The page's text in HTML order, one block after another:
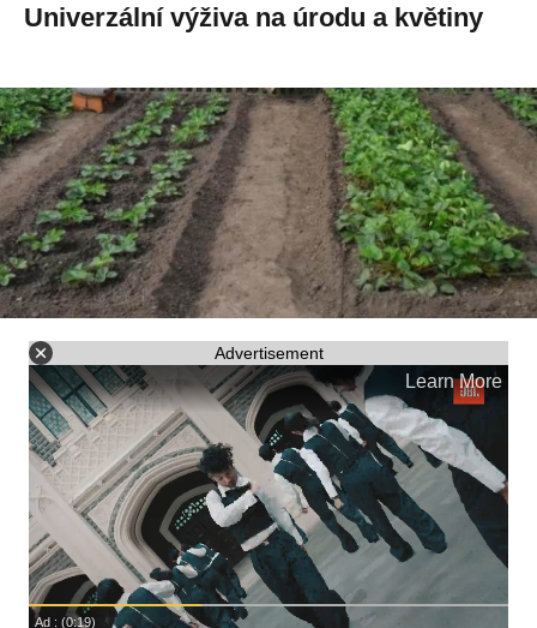
Univerzální výživa na úrodu a květiny
Advertisement